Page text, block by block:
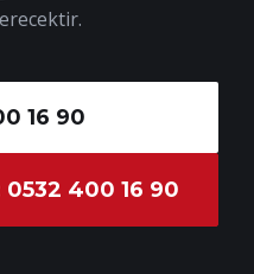
16 90
400 16 90